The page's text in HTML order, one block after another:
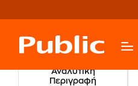
Αναλυτική
Περιγραφή